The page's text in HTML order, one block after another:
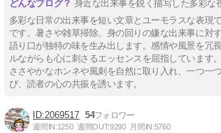
身近な出来事を鋭く描写した多彩な
多彩な日常の出来事を短い文章とユーモラスな表現
です。暑さや雑草掃除、身の回りの嫌な出来事に対
語り口が独特の味を生み出します。感情や風景を冗
ルながらも心に刺さるエッセンスを屈指しています
ささやかなホンネや風刺を自然に取り入れ、一つ一
び、読者の心の共振を誘います。
2069517 54
週間IN:1250 週間OUT:9290 月間IN:5760